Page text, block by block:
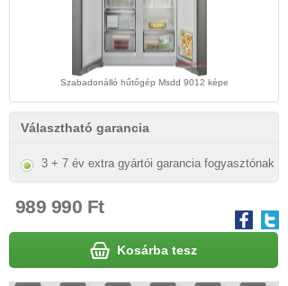
Szabadonálló hűtőgép Msdd 9012 képe
Választható garancia
3 + 7 év extra gyártói garancia fogyasztónak
989 990 Ft
Kosárba tesz